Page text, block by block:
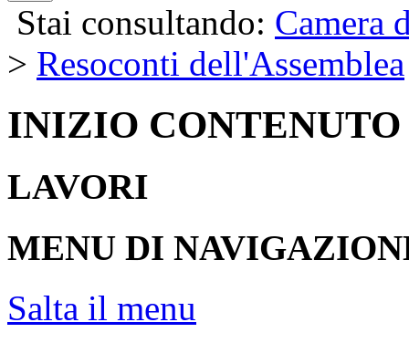
Stai consultando: Camera
> Resoconti dell'Assemblea
INIZIO CONTENUTO
LAVORI
MENU DI
Salta il menu